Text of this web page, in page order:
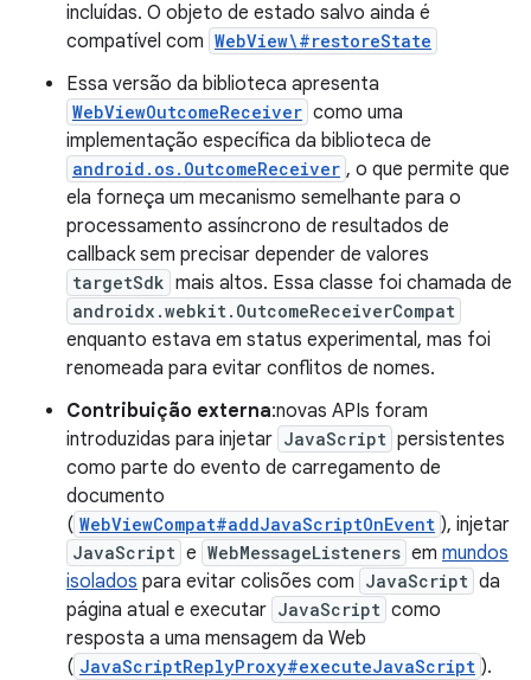
incluídas. O objeto de estado salvo ainda é
compatível com WebView\#restoreState
Essa versão da biblioteca apresenta
WebViewOutcomeReceiver como uma
implementação específica da biblioteca de
android.os.OutcomeReceiver , o que permite que
ela forneça um mecanismo semelhante para o
processamento assíncrono de resultados de
callback sem precisar depender de valores
targetSdk mais altos. Essa classe foi chamada de
androidx.webkit.OutcomeReceiverCompat
enquanto estava em status experimental, mas foi
renomeada para evitar conflitos de nomes.
Contribuição externa:novas APIs foram
introduzidas para injetar JavaScript persistentes
como parte do evento de carregamento de
documento
( WebViewCompat#addJavaScriptOnEvent ), injetar
JavaScript e WebMessageListeners em mundos
isolados para evitar colisões com JavaScript da
página atual e executar JavaScript como
resposta a uma mensagem da Web
( JavaScriptReplyProxy#executeJavaScript ).